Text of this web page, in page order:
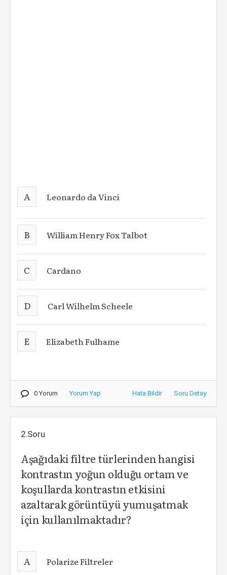
A Leonardo da Vinci
B William Henry Fox Talbot
C Cardano
D Carl Wilhelm Scheele
E Elizabeth Fulhame
0 Yorum Yorum Yap Hata Bildir Soru Detay
2.Soru
Aşağıdaki filtre türlerinden hangisi
kontrastın yo­ğun olduğu ortam ve
koşullarda kontrastın etkisini
azaltarak görüntüyü yumuşatmak
için kullanılmaktadır?
A Polarize Filtreler